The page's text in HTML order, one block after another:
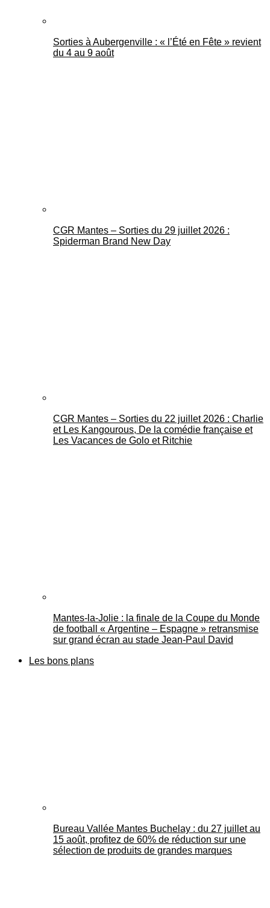
Sorties à Aubergenville : « l’Été en Fête » revient
du 4 au 9 août
CGR Mantes – Sorties du 29 juillet 2026 :
Spiderman Brand New Day
CGR Mantes – Sorties du 22 juillet 2026 : Charlie
et Les Kangourous, De la comédie française et
Les Vacances de Golo et Ritchie
Mantes-la-Jolie : la finale de la Coupe du Monde
de football « Argentine – Espagne » retransmise
sur grand écran au stade Jean-Paul David
Les bons plans
Bureau Vallée Mantes Buchelay : du 27 juillet au
15 août, profitez de 60% de réduction sur une
sélection de produits de grandes marques